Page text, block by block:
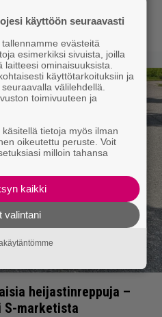
perin näyttää
heijastinreppuja –
S-marketista
käyttöön seuraavasti
evästeitä
esimerkiksi sivuista, joilla
ominaisuuksista.
käyttötarkoituksiin ja
välilehdellä.
toimivuuteen ja
tietoja myös ilman
oikeutettu peruste. Voit
milloin tahansa
kaikki
valintani